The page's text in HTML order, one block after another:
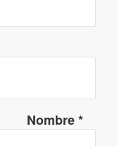
Nombre*